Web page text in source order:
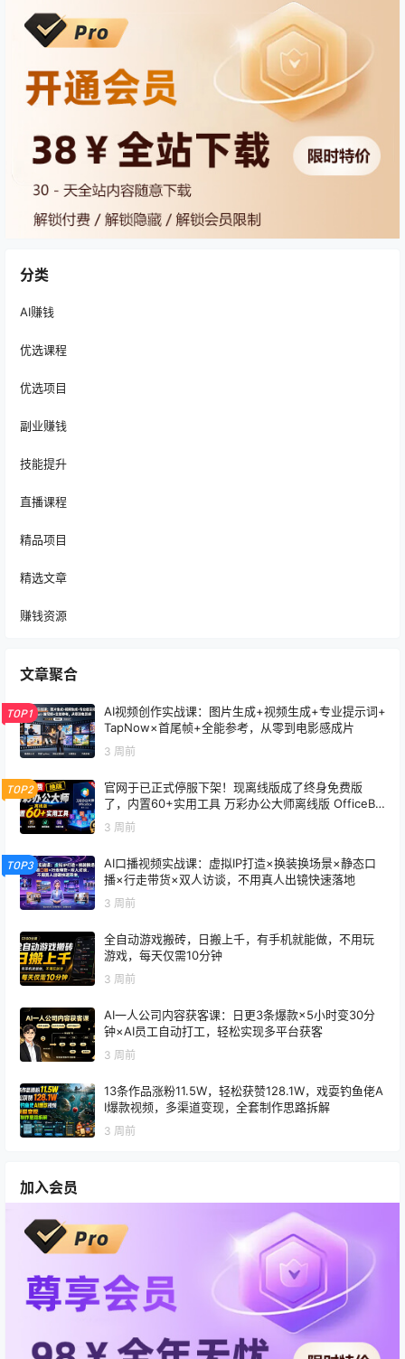
分类
AI赚钱
优选课程
优选项目
副业赚钱
技能提升
直播课程
精品项目
精选文章
赚钱资源
文章聚合
TOP1
AI视频创作实战课：图片生成+视频生成+专业提示词+
TapNow×首尾帧+全能参考，从零到电影感成片
3 周前
TOP2
官网于已正式停服下架！现离线版成了终身免费版
了，内置60+实用工具 万彩办公大师离线版 OfficeBo
3 周前
TOP3
AI口播视频实战课：虚拟IP打造×换装换场景×静态口
播×行走带货×双人访谈，不用真人出镜快速落地
3 周前
全自动游戏搬砖，日搬上千，有手机就能做，不用玩
游戏，每天仅需10分钟
3 周前
AI一人公司内容获客课：日更3条爆款×5小时变30分
钟×AI员工自动打工，轻松实现多平台获客
3 周前
13条作品涨粉11.5W，轻松获赞128.1W，戏耍钓鱼佬A
I爆款视频，多渠道变现，全套制作思路拆解
3 周前
加入会员